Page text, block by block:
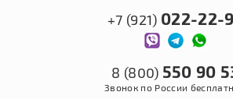
+7 (921) 022-22-
8 (800) 550 90
Звонок по России